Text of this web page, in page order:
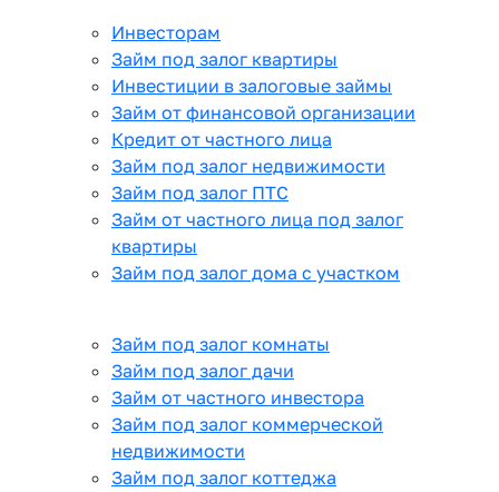
Инвесторам
Займ под залог квартиры
Инвестиции в залоговые займы
Займ от финансовой организации
Кредит от частного лица
Займ под залог недвижимости
Займ под залог ПТС
Займ от частного лица под залог
квартиры
Займ под залог дома с участком
Займ под залог комнаты
Займ под залог дачи
Займ от частного инвестора
Займ под залог коммерческой
недвижимости
Займ под залог коттеджа